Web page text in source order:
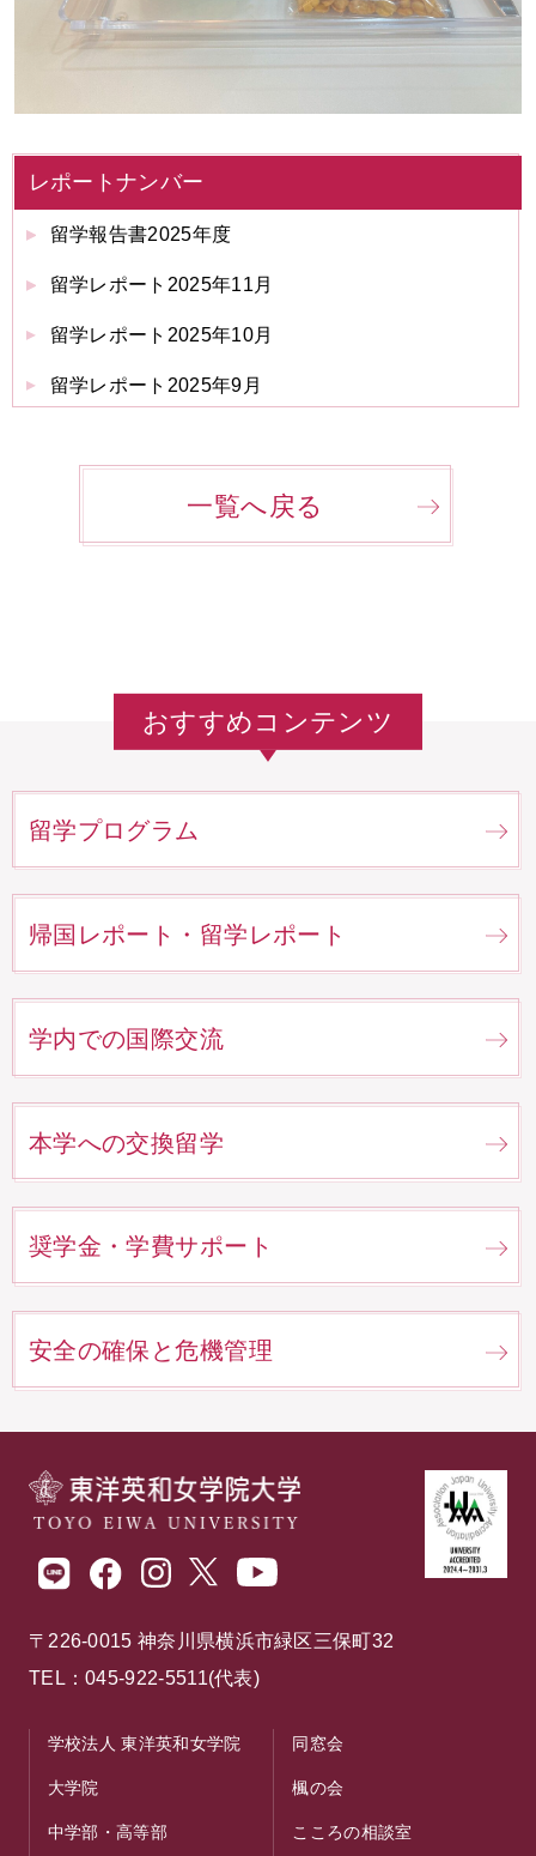
レポートナンバー
留学報告書2025年度
留学レポート2025年11月
留学レポート2025年10月
留学レポート2025年9月
一覧へ戻る
おすすめコンテンツ
留学プログラム
帰国レポート・留学レポート
学内での国際交流
本学への交換留学
奨学金・学費サポート
安全の確保と危機管理
〒226-0015 神奈川県横浜市緑区三保町32
TEL：045-922-5511(代表)
学校法人 東洋英和女学院
大学院
中学部・高等部
同窓会
楓の会
こころの相談室